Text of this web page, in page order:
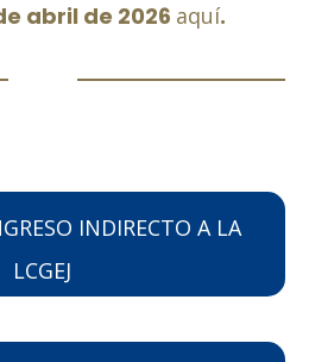
abril de 2026 aquí.
INDIRECTO A LA
LCGEJ